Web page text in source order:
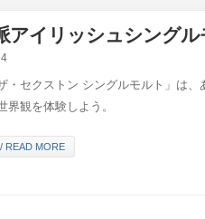
アイリッシュシング
・セクストン シングルモルト」は
界観を体験しよう。
READ MORE